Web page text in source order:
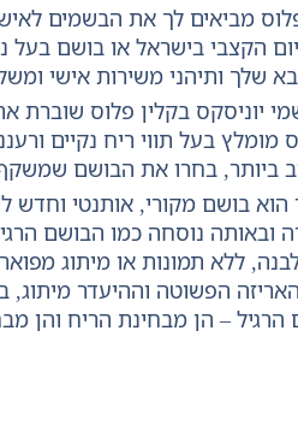
מביאים לך את הבשמים
הקצבי בישראל או בושם בעל
שלך ותיהני משירות אישי
יוניסקס בקלין פלוס
בעל תווי ריח נקיים
ביותר, בחרו את הבושם
בושם מקורי, אותנטי וחדש
ובאותה נוסחה כמו הבושם
ללא תמונות או מיתוג
הפשוטה וההיעדר מיתוג,
הרגיל – הן מבחינת הריח והן